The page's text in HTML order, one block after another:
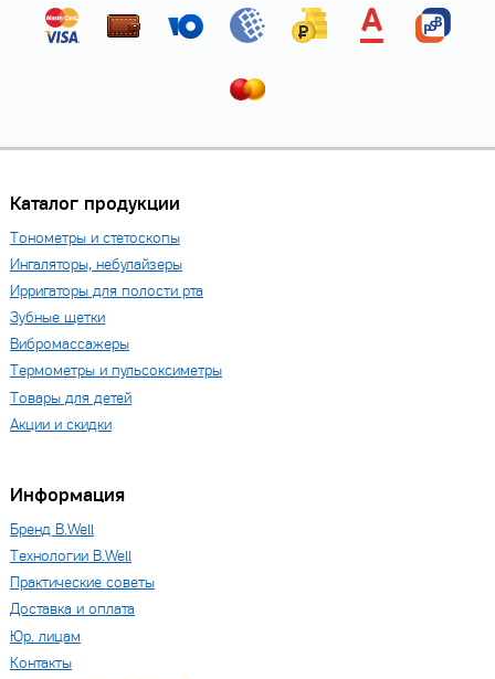
Каталог продукции
Тонометры и стетоскопы
Ингаляторы, небулайзеры
Ирригаторы для полости рта
Зубные щетки
Вибромассажеры
Термометры и пульсоксиметры
Товары для детей
Акции и скидки
Информация
Бренд B.Well
Технологии B.Well
Практические советы
Доставка и оплата
Юр. лицам
Контакты